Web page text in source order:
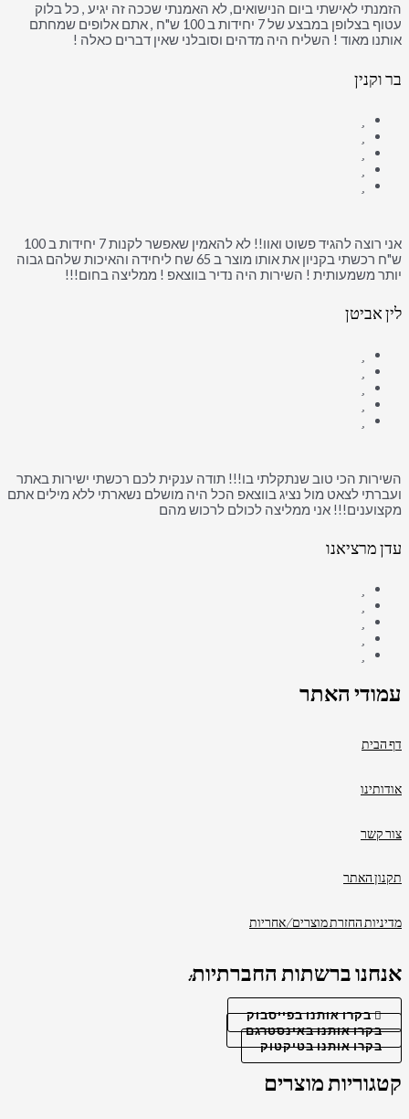
הזמנתי לאישתי ביום הנישואים, לא האמנתי שככה זה יגיע , כל בלוק
עטוף בצלופן במבצע של 7 יחידות ב 100 ש"ח , אתם אלופים שמחתם
אותנו מאוד ! השליח היה מדהים וסובלני שאין דברים כאלה !
בר וקנין
אני רוצה להגיד פשוט ואוו!! לא להאמין שאפשר לקנות 7 יחידות ב 100
ש"ח רכשתי בקניון את אותו מוצר ב 65 שח ליחידה והאיכות שלהם גבוה
יותר משמעותית ! השירות היה נדיר בווצאפ ! ממליצה בחום!!!
לין אביטן
השירות הכי טוב שנתקלתי בו!!! תודה ענקית לכם רכשתי ישירות באתר
ועברתי לצאט מול נציג בווצאפ הכל היה מושלם נשארתי ללא מילים אתם
מקצוענים!!! אני ממליצה לכולם לרכוש מהם
עדן מרציאנו
עמודי האתר
דף הבית
אודותינו
צור קשר
תקנון האתר
מדיניות החזרת מוצרים/אחריות
אנחנו ברשתות החברתיות:
בקרו אותנו בפייסבוק
בקרו אותנו באינסטרגם
בקרו אותנו בטיקטוק
קטגוריות מוצרים